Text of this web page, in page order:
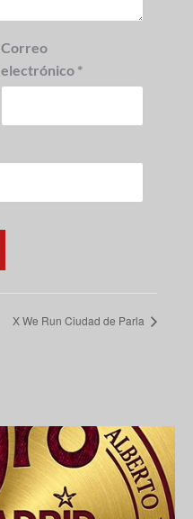
Correo
electrónico *
X We Run Ciudad de Parla